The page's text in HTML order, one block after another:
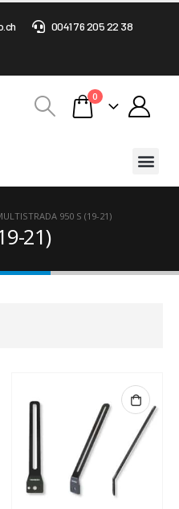
0041 76 205 22 38
0
950 S (19-21)
21)